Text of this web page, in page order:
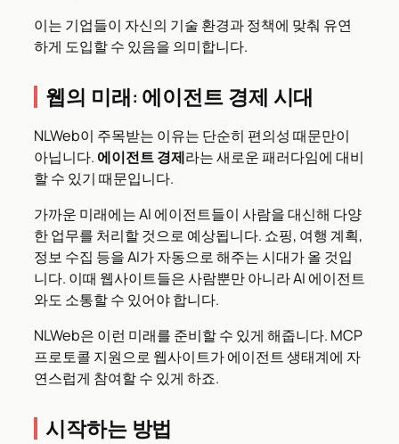
이는 기업들이 자신의 기술 환경과 정책에 맞춰 유연
하게 도입할 수 있음을 의미합니다.
웹의 미래: 에이전트 경제 시대
NLWeb이 주목받는 이유는 단순히 편의성 때문만이
아닙니다. 에이전트 경제라는 새로운 패러다임에 대비
할 수 있기 때문입니다.
가까운 미래에는 AI 에이전트들이 사람을 대신해 다양
한 업무를 처리할 것으로 예상됩니다. 쇼핑, 여행 계획,
정보 수집 등을 AI가 자동으로 해주는 시대가 올 것입
니다. 이때 웹사이트들은 사람뿐만 아니라 AI 에이전트
와도 소통할 수 있어야 합니다.
NLWeb은 이런 미래를 준비할 수 있게 해줍니다. MCP
프로토콜 지원으로 웹사이트가 에이전트 생태계에 자
연스럽게 참여할 수 있게 하죠.
시작하는 방법